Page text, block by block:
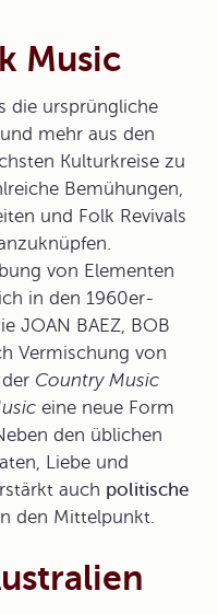
Music
die ursprüngliche
mehr aus den
Kulturkreise zu
Bemühungen,
und Folk Revivals
von Elementen
in den 1960er-
JOAN BAEZ, BOB
Vermischung von
der Country Music
eine neue Form
den üblichen
Liebe und
auch politische
den Mittelpunkt.